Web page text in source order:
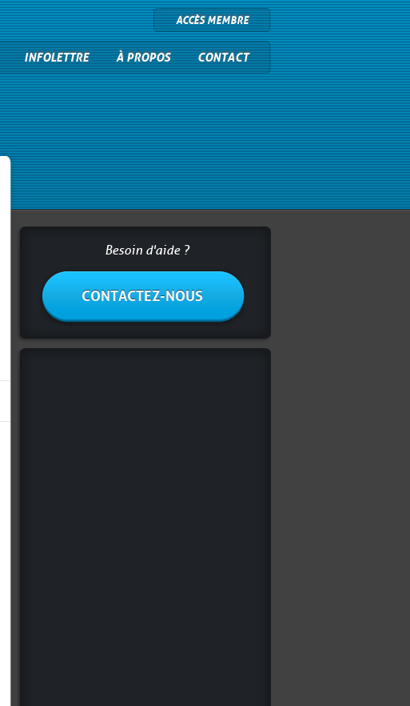
ACCÈS MEMBRE
INFOLETTRE À PROPOS CONTACT
Besoin d'aide ?
CONTACTEZ-NOUS